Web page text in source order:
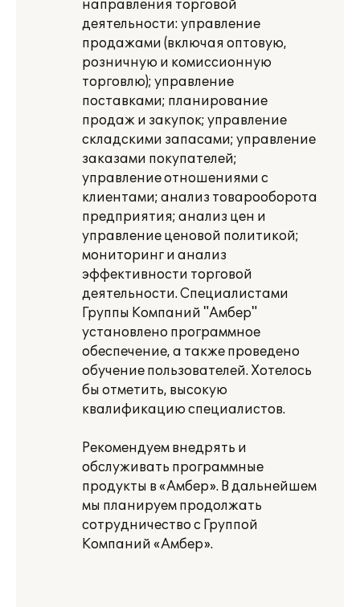
направления торговой
деятельности: управление
продажами (включая оптовую,
розничную и комиссионную
торговлю); управление
поставками; планирование
продаж и закупок; управление
складскими запасами; управление
заказами покупателей;
управление отношениями с
клиентами; анализ товарооборота
предприятия; анализ цен и
управление ценовой политикой;
мониторинг и анализ
эффективности торговой
деятельности. Специалистами
Группы Компаний "Амбер"
установлено программное
обеспечение, а также проведено
обучение пользователей. Хотелось
бы отметить, высокую
квалификацию специалистов.
Рекомендуем внедрять и
обслуживать программные
продукты в «Амбер». В дальнейшем
мы планируем продолжать
сотрудничество с Группой
Компаний «Амбер».